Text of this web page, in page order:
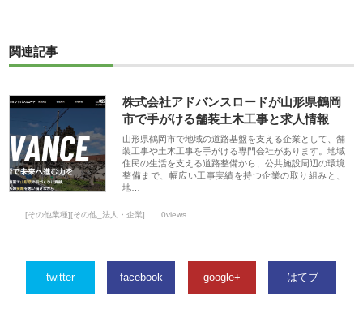
関連記事
株式会社アドバンスロードが山形県鶴岡
市で手がける舗装土木工事と求人情報
山形県鶴岡市で地域の道路基盤を支える企業として、舗
装工事や土木工事を手がける専門会社があります。地域
住民の生活を支える道路整備から、公共施設周辺の環境
整備まで、幅広い工事実績を持つ企業の取り組みと、
地…
[その他業種][その他_法人・企業] 0views
twitter facebook google+ はてブ